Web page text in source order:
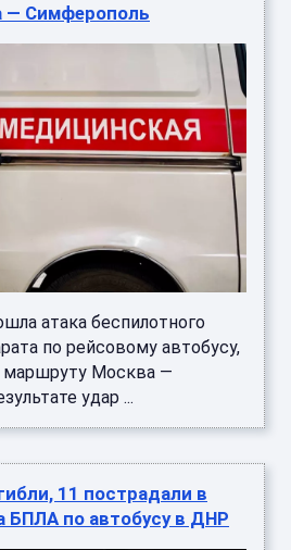
— Симферополь
атака беспилотного
по рейсовому автобусу,
Москва —
удар ...
11 пострадали в
БПЛА по автобусу в ДНР